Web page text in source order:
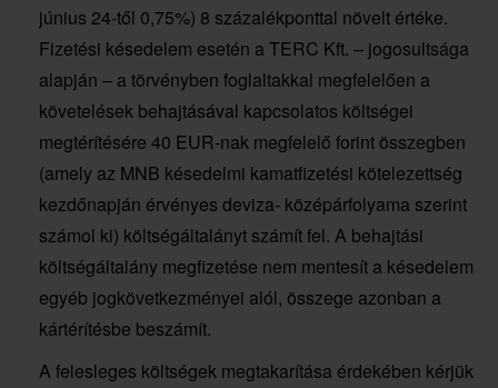
június 24-től 0,75%) 8 százalékponttal növelt értéke.
Fizetési késedelem esetén a TERC Kft. – jogosultsága
alapján – a törvényben foglaltakkal megfelelően a
követelések behajtásával kapcsolatos költségei
megtérítésére 40 EUR-nak megfelelő forint összegben
(amely az MNB késedelmi kamatfizetési kötelezettség
kezdőnapján érvényes deviza- középárfolyama szerint
számol ki) költségáltalányt számít fel. A behajtási
költségáltalány megfizetése nem mentesít a késedelem
egyéb jogkövetkezményei alól, összege azonban a
kártérítésbe beszámít.
A felesleges költségek megtakarítása érdekében kérjük